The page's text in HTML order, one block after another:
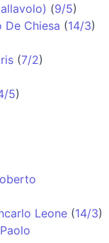
(9/5)
De Chiesa (14/3)
(7/2)
5)
Leone (14/3)
Paolo